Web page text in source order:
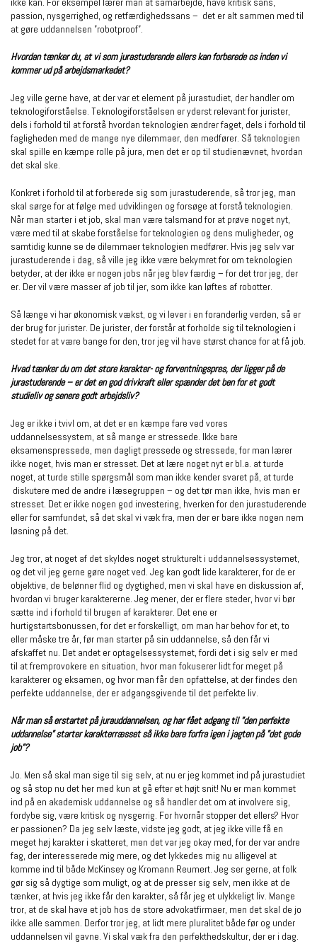
passion, nysgerrighed, og retfærdighedssans – det er alt sammen med til
at gøre uddannelsen ”robotproof”.
Hvordan tænker du, at vi som jurastuderende ellers kan forberede os inden vi
kommer ud på arbejdsmarkedet?
Jeg ville gerne have, at der var et element på jurastudiet, der handler om
teknologiforståelse. Teknologiforståelsen er yderst relevant for jurister,
dels i forhold til at forstå hvordan teknologien ændrer faget, dels i forhold til
fagligheden med de mange nye dilemmaer, den medfører. Så teknologien
skal spille en kæmpe rolle på jura, men det er op til studienævnet, hvordan
det skal ske.
Konkret i forhold til at forberede sig som jurastuderende, så tror jeg, man
skal sørge for at følge med udviklingen og forsøge at forstå teknologien.
Når man starter i et job, skal man være talsmand for at prøve noget nyt,
være med til at skabe forståelse for teknologien og dens muligheder, og
samtidig kunne se de dilemmaer teknologien medfører. Hvis jeg selv var
jurastuderende i dag, så ville jeg ikke være bekymret for om teknologien
betyder, at der ikke er nogen jobs når jeg blev færdig – for det tror jeg, der
er. Der vil være masser af job til jer, som ikke kan løftes af robotter.
Så længe vi har økonomisk vækst, og vi lever i en foranderlig verden, så er
der brug for jurister. De jurister, der forstår at forholde sig til teknologien i
stedet for at være bange for den, tror jeg vil have størst chance for at få job.
Hvad tænker du om det store karakter- og forventningspres, der ligger på de
jurastuderende – er det en god drivkraft eller spænder det ben for et godt
studieliv og senere godt arbejdsliv?
Jeg er ikke i tvivl om, at det er en kæmpe fare ved vores
uddannelsessystem, at så mange er stressede. Ikke bare
eksamenspressede, men dagligt pressede og stressede, for man lærer
ikke noget, hvis man er stresset. Det at lære noget nyt er bl.a. at turde
noget, at turde stille spørgsmål som man ikke kender svaret på, at turde
diskutere med de andre i læsegruppen – og det tør man ikke, hvis man er
stresset. Det er ikke nogen god investering, hverken for den jurastuderende
eller for samfundet, så det skal vi væk fra, men der er bare ikke nogen nem
løsning på det.
Jeg tror, at noget af det skyldes noget strukturelt i uddannelsessystemet,
og det vil jeg gerne gøre noget ved. Jeg kan godt lide karakterer, for de er
objektive, de belønner flid og dygtighed, men vi skal have en diskussion af,
hvordan vi bruger karaktererne. Jeg mener, der er flere steder, hvor vi bør
sætte ind i forhold til brugen af karakterer. Det ene er
hurtigstartsbonussen, for det er forskelligt, om man har behov for et, to
eller måske tre år, før man starter på sin uddannelse, så den får vi
afskaffet nu. Det andet er optagelsessystemet, fordi det i sig selv er med
til at fremprovokere en situation, hvor man fokuserer lidt for meget på
karakterer og eksamen, og hvor man får den opfattelse, at der findes den
perfekte uddannelse, der er adgangsgivende til det perfekte liv.
Når man så erstartet på jurauddannelsen, og har fået adgang til ”den perfekte
uddannelse” starter karakterræsset så ikke bare forfra igen i jagten på ”det gode
job”?
Jo. Men så skal man sige til sig selv, at nu er jeg kommet ind på jurastudiet
og så stop nu det her med kun at gå efter et højt snit! Nu er man kommet
ind på en akademisk uddannelse og så handler det om at involvere sig,
fordybe sig, være kritisk og nysgerrig. For hvornår stopper det ellers? Hvor
er passionen? Da jeg selv læste, vidste jeg godt, at jeg ikke ville få en
meget høj karakter i skatteret, men det var jeg okay med, for der var andre
fag, der interesserede mig mere, og det lykkedes mig nu alligevel at
komme ind til både McKinsey og Kromann Reumert. Jeg ser gerne, at folk
gør sig så dygtige som muligt, og at de presser sig selv, men ikke at de
tænker, at hvis jeg ikke får den karakter, så får jeg et ulykkeligt liv. Mange
tror, at de skal have et job hos de store advokatfirmaer, men det skal de jo
ikke alle sammen. Derfor tror jeg, at lidt mere pluralitet både før og under
uddannelsen vil gavne. Vi skal væk fra den perfekthedskultur, der er i dag.